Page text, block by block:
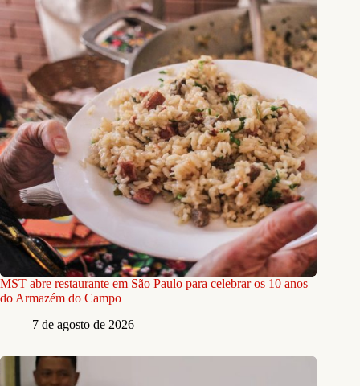
MST abre restaurante em São Paulo para celebrar os 10 anos
do Armazém do Campo
7 de agosto de 2026